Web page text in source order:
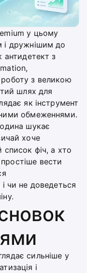
у цьому
і дружнішим до
антидетект з
роботу з великою
шлях для
як інструмент
обмеженнями.
шукає
хоче
фіч, а хто
вести
чи не доведеться
сильніше у
і